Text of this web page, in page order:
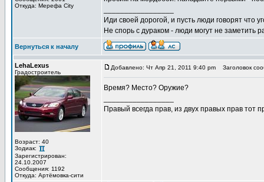
Откуда: Мерефа City
Иди своей дорогой, и пусть люди говорят что
Не спорь с дураком - люди могут не
Вернуться к началу
LehaLexus
Градостроитель
Возраст: 40
Зодиак:
Зарегистрирован:
24.10.2007
Сообщения: 1192
Откуда: Артёмовка-сити
Добавлено: Чт Апр 21, 2011 9:40 pm Заголовок
Время? Место? Оружие?
Правый всегда прав, из двух правых прав тот